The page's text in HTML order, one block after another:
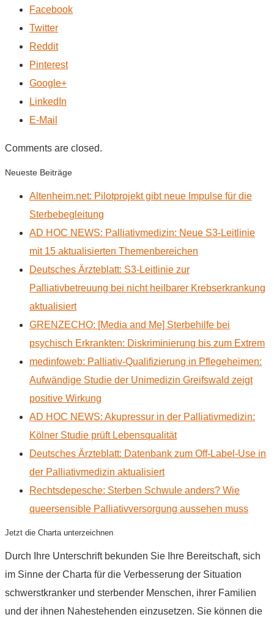
Facebook
Twitter
Reddit
Pinterest
Google+
LinkedIn
E-Mail
Comments are closed.
Neueste Beiträge
Altenheim.net: Pilotprojekt gibt neue Impulse für die
Sterbebegleitung
AD HOC NEWS: Palliativmedizin: Neue S3-Leitlinie
mit 15 aktualisierten Themenbereichen
Deutsches Ärzteblatt: S3-Leitlinie zur
Palliativbetreuung bei nicht heilbarer Krebserkrankung
aktualisiert
GRENZECHO: [Media and Me] Sterbehilfe bei
psychisch Erkrankten: Diskriminierung bis zum Extrem
medinfoweb: Palliativ-Qualifizierung in Pflegeheimen:
Aufwändige Studie der Unimedizin Greifswald zeigt
positive Wirkung
AD HOC NEWS: Akupressur in der Palliativmedizin:
Kölner Studie prüft Lebensqualität
Deutsches Ärzteblatt: Datenbank zum Off-Label-Use in
der Palliativmedizin aktualisiert
Rechtsdepesche: Sterben Schwule anders? Wie
queersensible Palliativversorgung aussehen muss
Jetzt die Charta unterzeichnen
Durch Ihre Unterschrift bekunden Sie Ihre Bereitschaft, sich
im Sinne der Charta für die Verbesserung der Situation
schwerstkranker und sterbender Menschen, ihrer Familien
und der ihnen Nahestehenden einzusetzen. Sie können die